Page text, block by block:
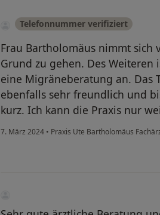
Telefonnummer verifiziert
Frau Bartholomäus nimmt sich
Grund zu gehen. Des
eine Migräneberatung an. Das
ebenfalls sehr freundlich und
kurz. Ich kann die Praxis nur
7. März 2024 • Praxis Ute Bartholomäus